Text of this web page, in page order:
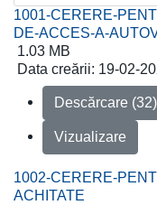
1001-CERERE-
DE-ACCES-A-
1.03 MB
Data creării: 19-02-
Descărcare (32)
Vizualizare
1002-CERERE-
ACHITATE